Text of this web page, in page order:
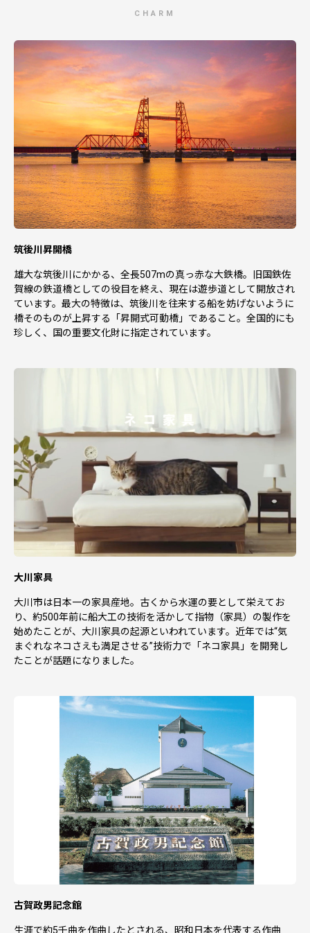
ください。
5. 本年所得について、税の軽減を受ける場合には、寄附
金受領証明書等の領収日が本年中であることが必要です。
領収日は、クレジットカード決済の「決済日」となり
▼大川家具をご注文の方へ
・ご注文前に搬入経路および設置箇所を必ずご確認くださ
い。搬入不可等の理由で返品される場合は寄附者様ご負担
となります。
・受注生産品の場合は在庫：あり に関わらず、納期まで
お時間を頂く場合がございます。詳しい納期は直接事業者
へお問合せ下さい。
CHARM
筑後川昇開橋
雄大な筑後川にかかる、全長507mの真っ赤な大鉄橋。旧国鉄佐
賀線の鉄道橋としての役目を終え、現在は遊歩道として開放され
ています。最大の特徴は、筑後川を往来する船を妨げないように
橋そのものが上昇する「昇開式可動橋」であること。全国的にも
珍しく、国の重要文化財に指定されています。
大川家具
大川市は日本一の家具産地。古くから水運の要として栄えてお
り、約500年前に船大工の技術を活かして指物（家具）の製作を
始めたことが、大川家具の起源といわれています。近年では“気
まぐれなネコさえも満足させる”技術力で「ネコ家具」を開発し
たことが話題になりました。
古賀政男記念館
生涯で約5千曲を作曲したとされる、昭和日本を代表する作曲